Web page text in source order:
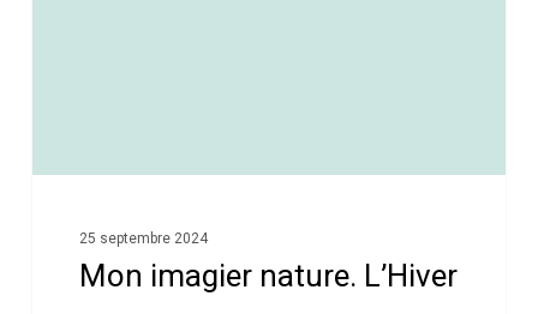
25 septembre 2024
Mon imagier nature. L’Hiver